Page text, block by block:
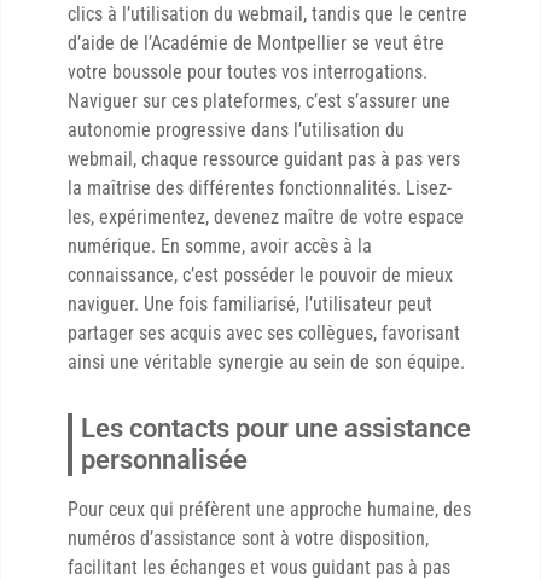
clics à l’utilisation du webmail, tandis que le centre
d’aide de l’Académie de Montpellier se veut être
votre boussole pour toutes vos interrogations.
Naviguer sur ces plateformes, c’est s’assurer une
autonomie progressive dans l’utilisation du
webmail, chaque ressource guidant pas à pas vers
la maîtrise des différentes fonctionnalités. Lisez-
les, expérimentez, devenez maître de votre espace
numérique. En somme, avoir accès à la
connaissance, c’est posséder le pouvoir de mieux
naviguer. Une fois familiarisé, l’utilisateur peut
partager ses acquis avec ses collègues, favorisant
ainsi une véritable synergie au sein de son équipe.
Les contacts pour une assistance
personnalisée
Pour ceux qui préfèrent une approche humaine, des
numéros d’assistance sont à votre disposition,
facilitant les échanges et vous guidant pas à pas